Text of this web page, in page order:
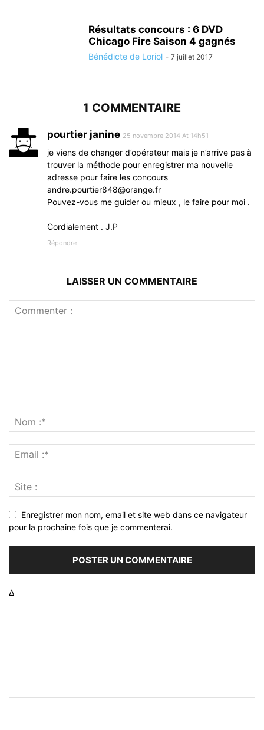
Résultats concours : 6 DVD
Chicago Fire Saison 4 gagnés
Bénédicte de Loriol - 7 juillet 2017
1 COMMENTAIRE
pourtier janine 25 novembre 2014 At 14h51
je viens de changer d’opérateur mais je n’arrive pas à
trouver la méthode pour enregistrer ma nouvelle
adresse pour faire les concours
andre.pourtier848@orange.fr
Pouvez-vous me guider ou mieux , le faire pour moi .
Cordialement . J.P
Répondre
LAISSER UN COMMENTAIRE
Enregistrer mon nom, email et site web dans ce navigateur
pour la prochaine fois que je commenterai.
Δ